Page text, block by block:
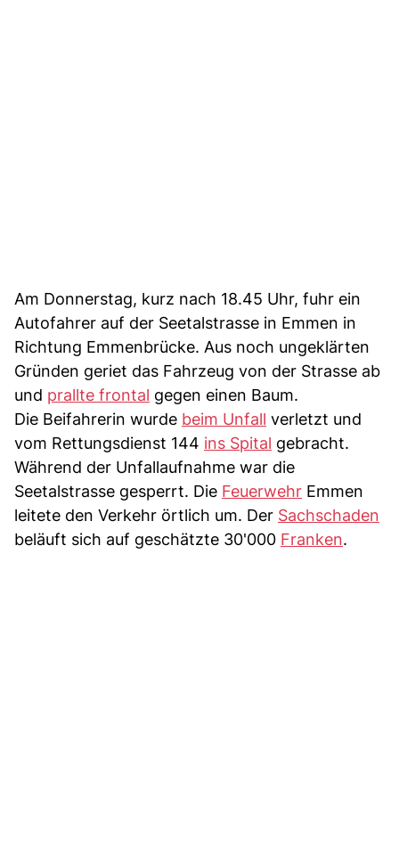
Am Donnerstag, kurz nach 18.45 Uhr, fuhr ein
Autofahrer auf der Seetalstrasse in Emmen in
Richtung Emmenbrücke. Aus noch ungeklärten
Gründen geriet das Fahrzeug von der Strasse ab
und prallte frontal gegen einen Baum.
Die Beifahrerin wurde beim Unfall verletzt und
vom Rettungsdienst 144 ins Spital gebracht.
Während der Unfallaufnahme war die
Seetalstrasse gesperrt. Die Feuerwehr Emmen
leitete den Verkehr örtlich um. Der Sachschaden
beläuft sich auf geschätzte 30'000 Franken.